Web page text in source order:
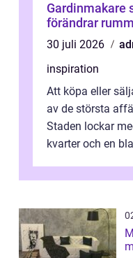
Gardinmakare skåne
förändrar
30 juli 2026
inspiration
Att köpa eller
av de största
Staden lockar
kvarter och en